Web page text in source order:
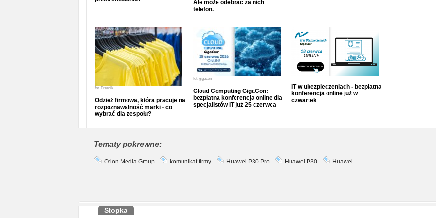
Ale może odebrać za nich
telefon.
fot. Freepik
Odzież firmowa, która pracuje na
rozpoznawalność marki - co
wybrać dla zespołu?
fot. gigacon
Cloud Computing GigaCon:
bezpłatna konferencja online dla
specjalistów IT już 25 czerwca
IT w ubezpieczeniach - bezpłatna
konferencja online już w
czwartek
Tematy pokrewne:
Orion Media Group komunikat firmy Huawei P30 Pro Huawei P30 Huawei
Stopka